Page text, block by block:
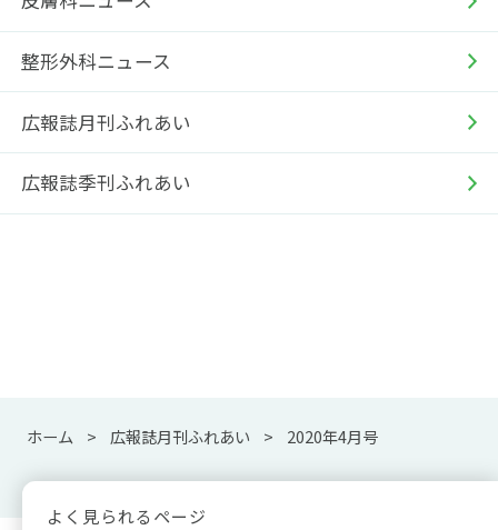
整形外科ニュース
広報誌月刊ふれあい
広報誌季刊ふれあい
ホーム 広報誌月刊ふれあい 2020年4月号
よく見られるページ